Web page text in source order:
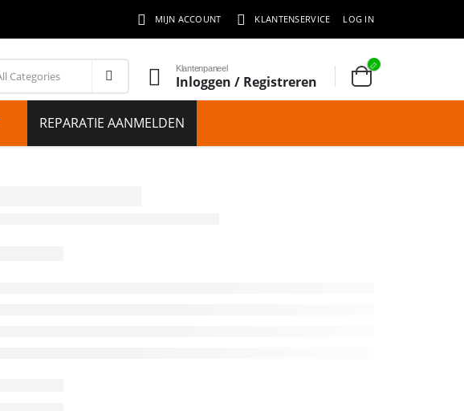
MIJN ACCOUNT KLANTENSERVICE LOG IN
Klantenpaneel
Inloggen / Registreren
REPARATIE AANMELDEN